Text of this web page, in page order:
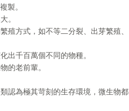
製。
。
殖方式，如不等二分裂、出芽繁殖、
出千百萬個不同的物種。
的老前輩。
認為極其苛刻的生存環境，微生物都